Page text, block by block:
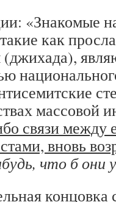
«Знакомые
как
массовой
связи между
вновь
что б они
концовка